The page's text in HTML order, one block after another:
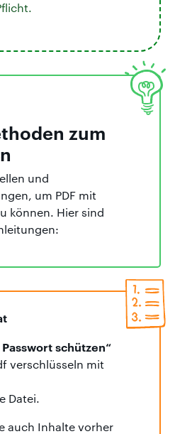
zum
und
um PDF mit
können. Hier sind
schützen“
verschlüsseln mit
Datei.
auch Inhalte vorher